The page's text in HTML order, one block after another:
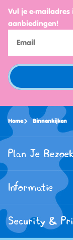
Vul je e-
aanbiedingen!
Home Binnenkijken
Plan Je Bezoek
Informatie
Security &